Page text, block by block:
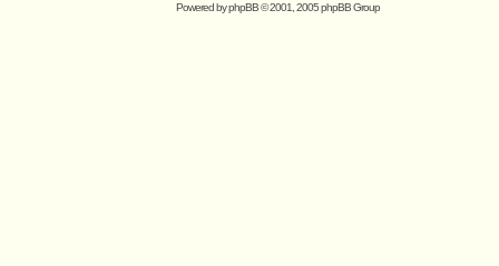
Powered byphpBB© 2001, 2005 phpBB Group